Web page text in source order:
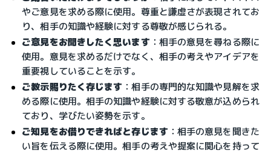
やご意見を求める際に使用。尊重と謙虚さが表現されてお
り、相手の知識や経験に対する尊敬が感じられる。
ご意見をお聞きしたく思います ：相手の意見を尋ねる際に
使用。意見を求めるだけでなく、相手の考えやアイデアを
重要視していることを示す。
ご教示賜りたく存じます ：相手の専門的な知識や見解を求
める際に使用。相手の知識や経験に対する敬意が込められ
ており、学びたい姿勢を示す。
ご知見をお借りできればと存じます ：相手の意見を聞きた
い旨を伝える際に使用。相手の考えや提案に関心を持って